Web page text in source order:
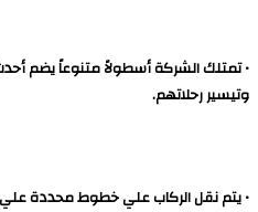
• تمتلك الشركة أسطولاً متنوعاً يضم
وتيسير رحلاتهم.
• يتم نقل الركاب علي خطوط محددة